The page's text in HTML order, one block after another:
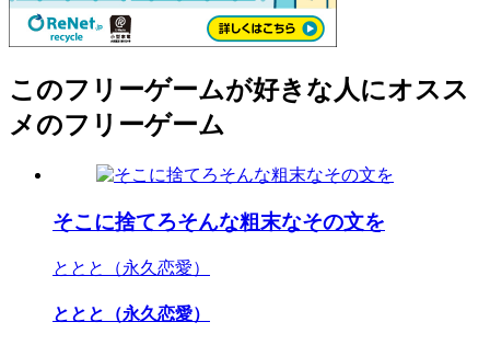
このフリーゲームが好きな人にオスス
メのフリーゲーム
そこに捨てろそんな粗末なその文を
ととと（永久恋愛）
ととと（永久恋愛）